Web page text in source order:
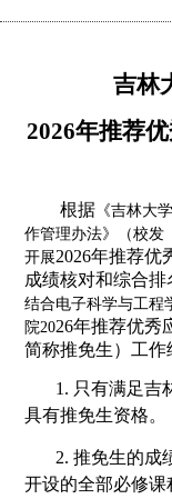
吉林
2026年推荐
根据 《吉林大
作管理办法》（校发
开展2026年推荐优
成绩核对和综合
结合电子科学与工程
院2026年推荐优秀
简称推免生）工作
1. 只有满足吉
具有推免生资格。
2.推免生的成
开设的全部必修